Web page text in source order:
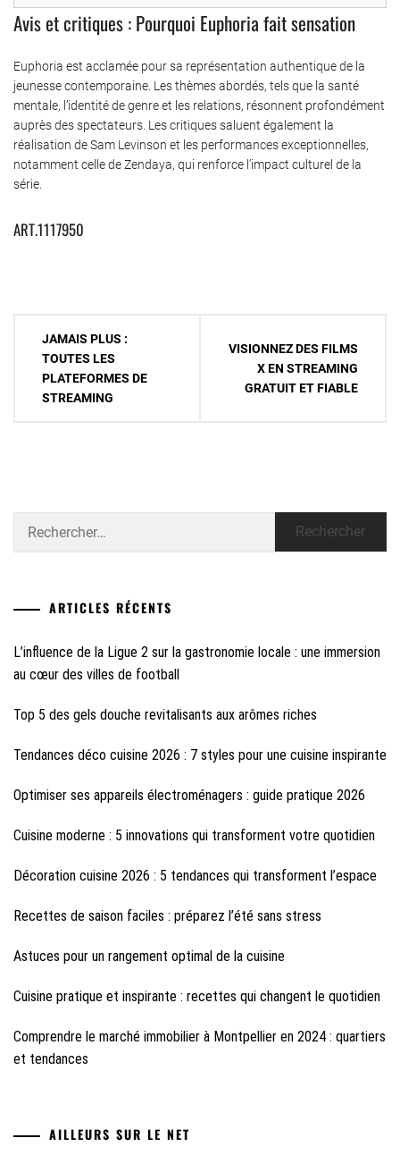
Avis et critiques : Pourquoi Euphoria fait sensation
Euphoria est acclamée pour sa représentation authentique de la
jeunesse contemporaine. Les thèmes abordés, tels que la santé
mentale, l’identité de genre et les relations, résonnent profondément
auprès des spectateurs. Les critiques saluent également la
réalisation de Sam Levinson et les performances exceptionnelles,
notamment celle de Zendaya, qui renforce l’impact culturel de la
série.
ART.1117950
Navigation
l’article
JAMAIS PLUS :
TOUTES LES
PLATEFORMES DE
STREAMING
VISIONNEZ DES FILMS
X EN STREAMING
GRATUIT ET FIABLE
ARTICLES RÉCENTS
L’influence de la Ligue 2 sur la gastronomie locale : une immersion
au cœur des villes de football
Top 5 des gels douche revitalisants aux arômes riches
Tendances déco cuisine 2026 : 7 styles pour une cuisine inspirante
Optimiser ses appareils électroménagers : guide pratique 2026
Cuisine moderne : 5 innovations qui transforment votre quotidien
Décoration cuisine 2026 : 5 tendances qui transforment l’espace
Recettes de saison faciles : préparez l’été sans stress
Astuces pour un rangement optimal de la cuisine
Cuisine pratique et inspirante : recettes qui changent le quotidien
Comprendre le marché immobilier à Montpellier en 2024 : quartiers
et tendances
AILLEURS SUR LE NET